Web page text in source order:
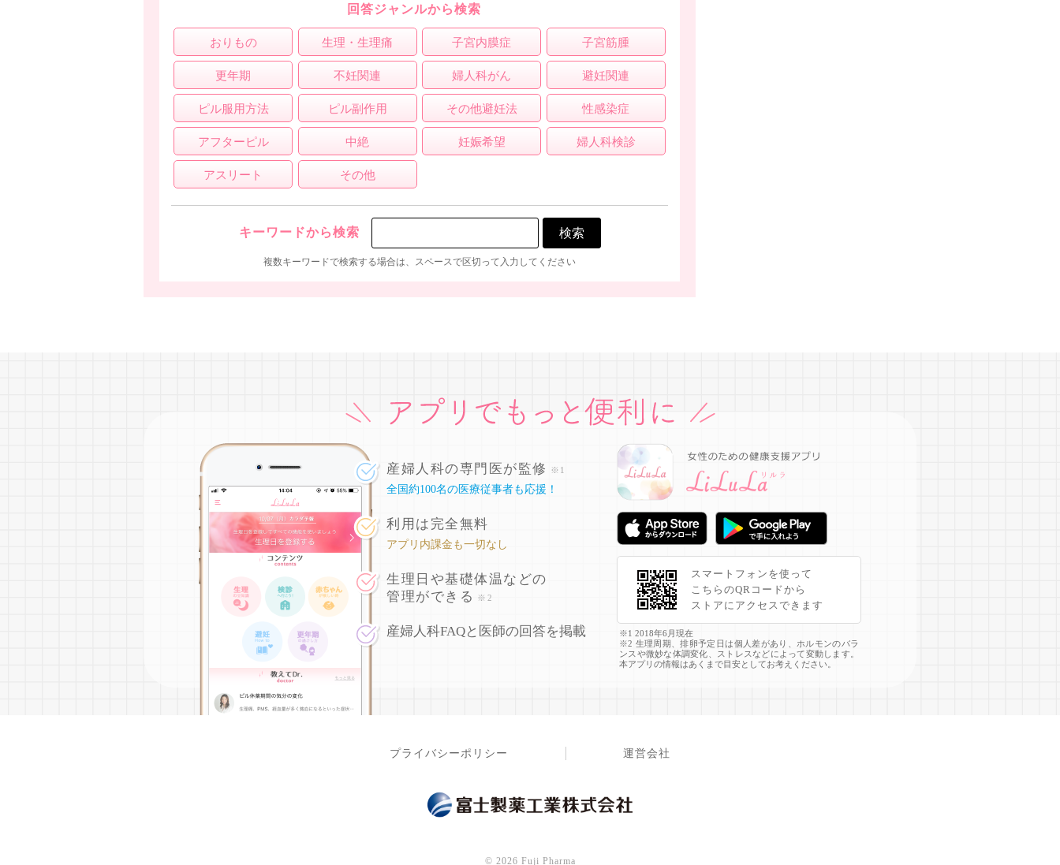
回答ジャンルから検索
おりもの 生理・生理痛 子宮内膜症 子宮筋腫
更年期 不妊関連 婦人科がん 避妊関連
ピル服用方法 ピル副作用 その他避妊法 性感染症
アフターピル 中絶 妊娠希望 婦人科検診
アスリート その他
キーワードから検索
複数キーワードで検索する場合は、スペースで区切って入力してください
産婦人科の専門医が監修 ※1
全国約100名の医療従事者も応援！
利用は完全無料
アプリ内課金も一切なし
生理日や基礎体温などの
管理ができる
※2
産婦人科FAQと医師の回答を掲載
スマートフォンを使って
こちらのQRコードから
ストアにアクセスできます
※1 2018年6月現在
※2 生理周期、排卵予定日は個人差があり、ホルモンのバラ
ンスや微妙な体調変化、ストレスなどによって変動します。
本アプリの情報はあくまで目安としてお考えください。
プライバシーポリシー 運営会社
© 2026 Fuji Pharma